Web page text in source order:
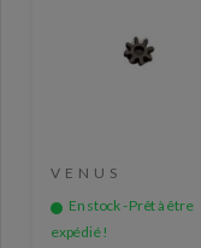
VENUS
En stock - Prêt à être
expédié !